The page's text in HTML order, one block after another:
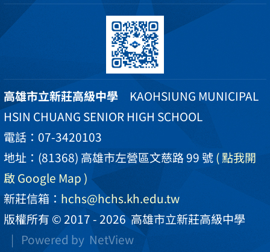
高雄市立新莊高級中學 KAOHSIUNG MUNICIPAL
HSIN CHUANG SENIOR HIGH SCHOOL
電話：07-3420103
地址：(81368) 高雄市左營區文慈路 99 號( 點我開
啟 Google Map )
新莊信箱： hchs@hchs.kh.edu.tw
版權所有 © 2017 - 2026高雄市立新莊高級中學
| Powered by NetView